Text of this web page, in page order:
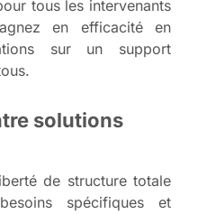
tous les intervenants
en efficacité en
sur un support
solutions
de structure totale
spécifiques et